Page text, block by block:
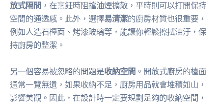
放式隔間 ，在烹飪時阻擋油煙擴散，平時則可以打開保持
空間的通透感。此外，選擇易清潔的廚房材質也很重要，
例如人造石檯面、烤漆玻璃等，能讓你輕鬆擦拭油汙，保
持廚房的整潔。
另一個容易被忽略的問題是收納空間 。開放式廚房的檯面
通常一覽無遺，如果收納不足，廚房用品就會堆積如山，
影響美觀。因此，在設計時一定要規劃足夠的收納空間，